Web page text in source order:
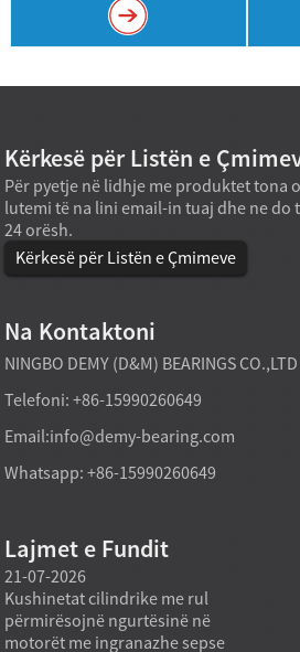
Kërkesë për Listën e
Për pyetje në lidhje me produktet tona
lutemi të na lini email-in tuaj dhe ne
24 orësh.
Kërkesë për Listën e Çmimeve
Na Kontaktoni
NINGBO DEMY (D&M) BEARINGS CO.,LTD
Telefoni: +86-15990260649
Email:info@demy-bearing.com
Whatsapp: +86-15990260649
Lajmet e Fundit
21-07-2026
Kushinetat cilindrike me rul
përmirësojnë ngurtësinë në
motorët me ingranazhe sepse